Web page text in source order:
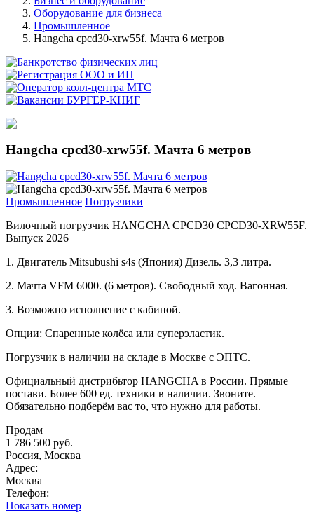
Оборудование для бизнеса
Промышленное
Hangcha cpcd30-xrw55f. Мачта 6 метров
Hangcha cpcd30-xrw55f. Мачта 6 метров
Промышленное Погрузчики
Вилочный погрузчик HANGCHA CPCD30 CPCD30-XRW55F.
Выпуск 2026
1. Двигатель Mitsubushi s4s (Япония) Дизель. 3,3 литра.
2. Мачта VFM 6000. (6 метров). Свободный ход. Вагонная.
3. Возможно исполнение с кабиной.
Опции: Спаренные колёса или суперэластик.
Погрузчик в наличии на складе в Москве с ЭПТС.
Официальный дистрибьтор HANGCHA в России. Прямые
постави. Более 600 ед. техники в наличии. Звоните.
Обязательно подберём вас то, что нужно для работы.
Продам
1 786 500 руб.
Россия, Москва
Адрес:
Москва
Телефон:
Показать номер